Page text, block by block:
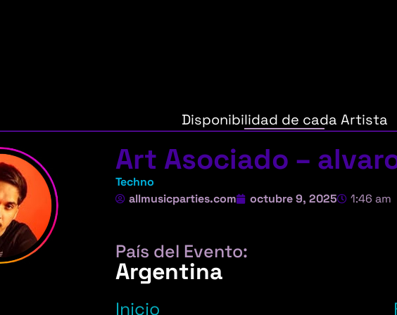
Disponibilidad de cada Artista
Art Asociado –
Techno
allmusicparties.com
octubre 9, 2025 1:46 am
País del Evento:
Argentina
Inicio